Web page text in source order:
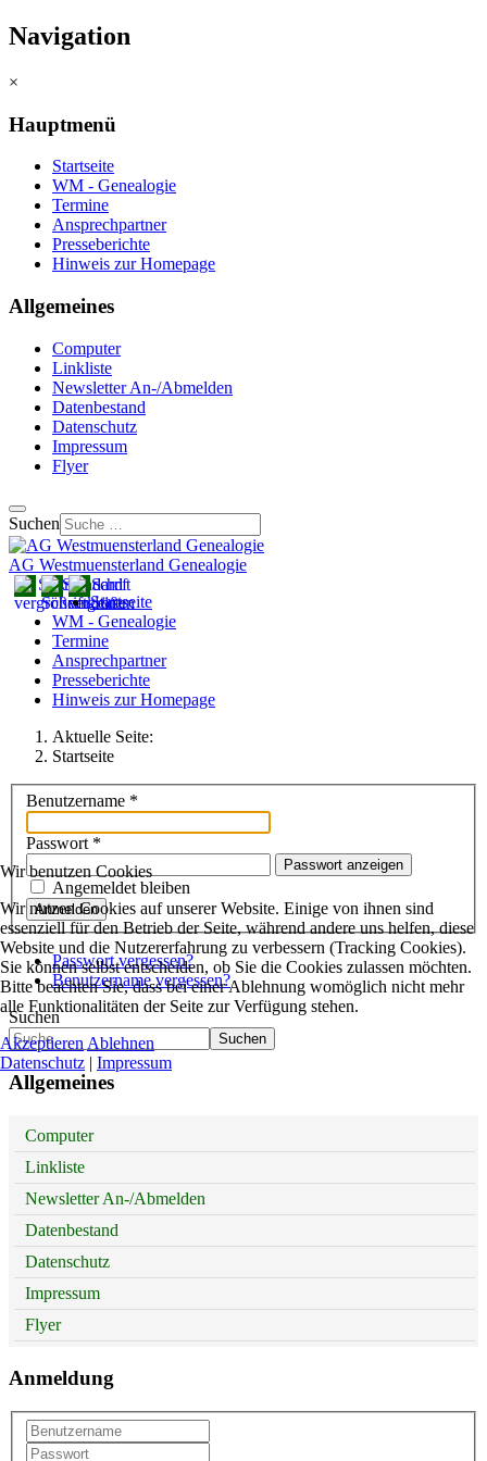
Navigation
×
Hauptmenü
Startseite
WM - Genealogie
Termine
Ansprechpartner
Presseberichte
Hinweis zur Homepage
Allgemeines
Computer
Linkliste
Newsletter An-/Abmelden
Datenbestand
Datenschutz
Impressum
Flyer
Suchen
AG Westmuensterland Genealogie
Startseite
WM - Genealogie
Termine
Ansprechpartner
Presseberichte
Hinweis zur Homepage
Aktuelle Seite:
Startseite
Benutzername *
Passwort *
Passwort anzeigen
Angemeldet bleiben
Anmelden
Passwort vergessen?
Benutzername vergessen?
Suchen
Suchen
Allgemeines
Computer
Linkliste
Newsletter An-/Abmelden
Datenbestand
Datenschutz
Impressum
Flyer
Anmeldung
Wir benutzen Cookies
Wir nutzen Cookies auf unserer Website. Einige von ihnen sind
essenziell für den Betrieb der Seite, während andere uns helfen, diese
Website und die Nutzererfahrung zu verbessern (Tracking Cookies).
Sie können selbst entscheiden, ob Sie die Cookies zulassen möchten.
Bitte beachten Sie, dass bei einer Ablehnung womöglich nicht mehr
alle Funktionalitäten der Seite zur Verfügung stehen.
Akzeptieren Ablehnen
Datenschutz | Impressum